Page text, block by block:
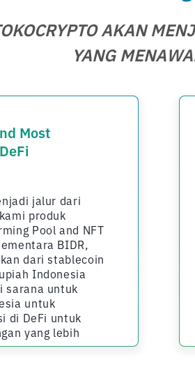
AKAN
YANG
Most
jalur dari
produk
Pool and NFT
BIDR,
dari stablecoin
Indonesia
sarana untuk
untuk
di DeFi untuk
yang lebih